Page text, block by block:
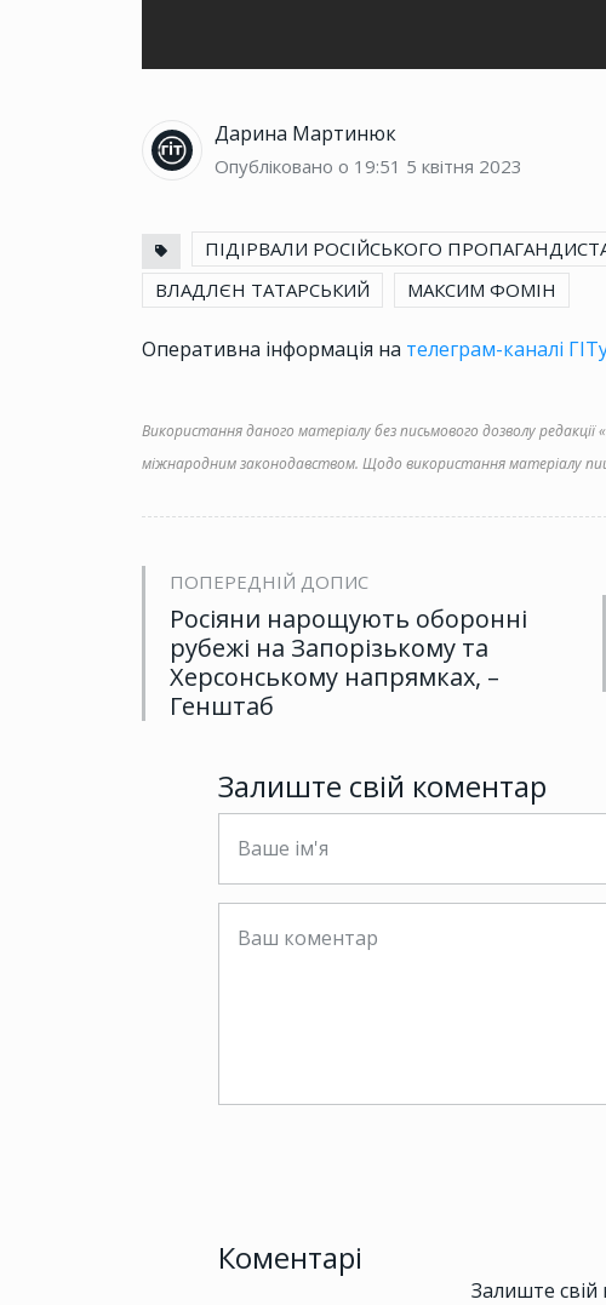
Дарина Мартинюк
Опубліковано о 19:51 5 квітня 2023
ПІДІРВАЛИ РОСІЙСЬКОГО
ВЛАДЛЄН ТАТАРСЬКИЙ
МАКСИМ ФОМІН
Оперативна інформація на телеграм-каналі
Використання даного матеріалу без письмового дозволу редакції
міжнародним законодавством. Щодо використання матеріалу
ПОПЕРЕДНІЙ ДОПИС
Росіяни нарощують оборонні
рубежі на Запорізькому та
Херсонському напрямках, –
Генштаб
Залиште свій коментар
Коментарі
Залиште